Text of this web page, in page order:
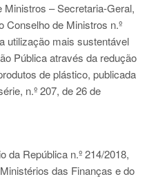
Ministros – Secretaria-Geral,
Conselho de Ministros n.º
utilização mais sustentável
Pública através da redução
de plástico, publicada
n.º 207, de 26 de
da República n.º 214/2018,
das Finanças e do